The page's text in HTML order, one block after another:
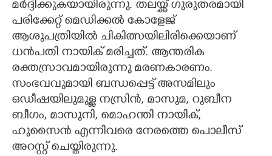
മർദ്ദിക്കുകയായിരുന്നു. തലയ്ക്ക് ഗുരുതരമായി
പരിക്കേറ്റ് മെഡിക്കൽ കോളേജ്
ആശുപത്രിയിൽ ചികിത്സയിലിരിക്കെയാണ്
ധൻപതി നായിക് മരിച്ചത്. ആന്തരിക
രക്തസ്രാവമായിരുന്നു മരണകാരണം.
സംഭവവുമായി ബന്ധപ്പെട്ട് അസമിലും
ഒഡീഷയിലുമുള്ള നസ്രിൻ, മാസുമ, റുബീന
ബീഗം, മാസുനി, മൊഹന്തി നായിക്,
ഹുസൈൻ എന്നിവരെ നേരത്തെ പൊലീസ്
അറസ്റ്റ് ചെയ്തിരുന്നു.